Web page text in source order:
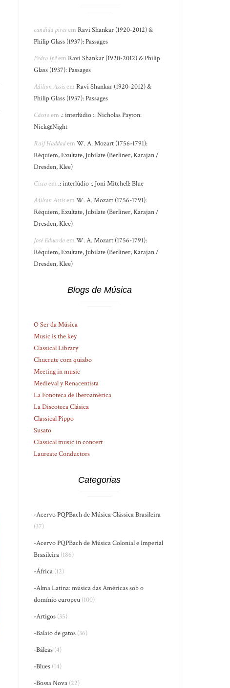
candida piresemRavi Shankar (1920-2012) &
Philip Glass (1937): Passages
Pedro IpêemRavi Shankar (1920-2012) & Philip
Glass (1937): Passages
Adilson AssisemRavi Shankar (1920-2012) &
Philip Glass (1937): Passages
Cássioem .: interlúdio :. Nicholas Payton:
Nick@Night
Raif HaddademW. A. Mozart (1756-1791):
Réquiem, Exultate, Jubilate (Berliner, Karajan /
Dresden, Klee)
Ciscoem .: interlúdio :. Joni Mitchell: Blue
Adilson AssisemW. A. Mozart (1756-1791):
Réquiem, Exultate, Jubilate (Berliner, Karajan /
Dresden, Klee)
José EduardoemW. A. Mozart (1756-1791):
Réquiem, Exultate, Jubilate (Berliner, Karajan /
Dresden, Klee)
Blogs de Música
O Ser da Música
Music is the key
Classical Library
Chucrute com quiabo
Meeting in music
Medieval y Renacentista
La Fonoteca de Iberoamérica
La Discoteca Clásica
Classical Pippo
Susato
Classical music in concert
Laureate Conductors
Categorias
-Acervo PQPBach de Música Clássica Brasileira
(37)
-Acervo PQPBach de Música Colonial e Imperial
Brasileira (186)
-África (12)
-Alma Latina: música das Américas sob o
domínio europeu (100)
-Artigos (35)
-Balaio de gatos (36)
-Bálcãs (4)
-Blues (14)
-Bossa Nova (22)